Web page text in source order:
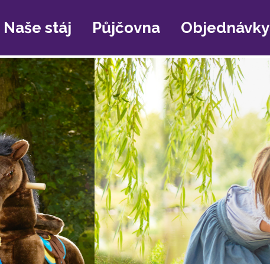
Naše stáj Půjčovna Objednávky